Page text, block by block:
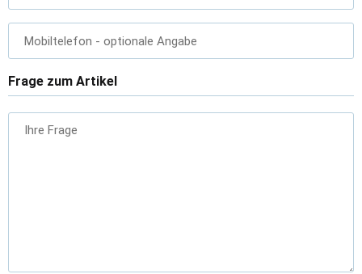
Mobiltelefon - optionale Angabe
Frage zum Artikel
Ihre Frage